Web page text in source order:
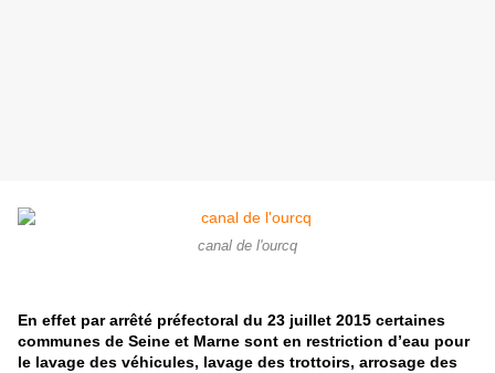
canal de l'ourcq
En effet par arrêté préfectoral du 23 juillet 2015 certaines
communes de Seine et Marne sont en restriction d’eau pour
le lavage des véhicules, lavage des trottoirs, arrosage des